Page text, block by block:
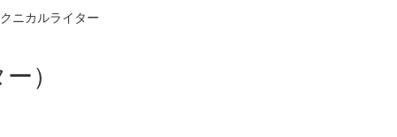
ニカルライター
）